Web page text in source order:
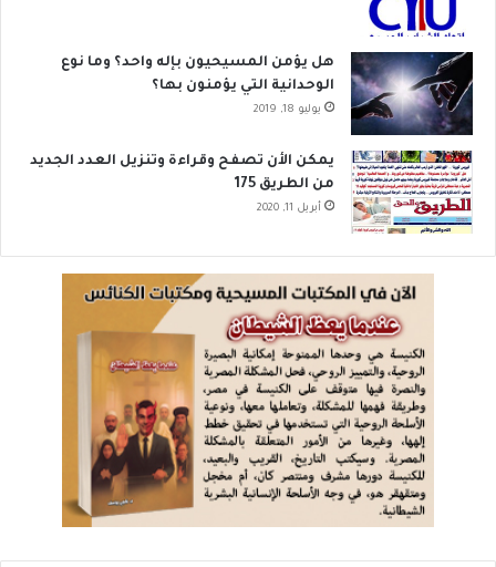
هل يؤمن المسيحيون بإله واحد؟ وما نوع
الوحدانية التي يؤمنون بها؟
يوليو 18, 2019
يمكن الأن تصفح وقراءة وتنزيل العدد الجديد
من الطريق 175
أبريل 11, 2020